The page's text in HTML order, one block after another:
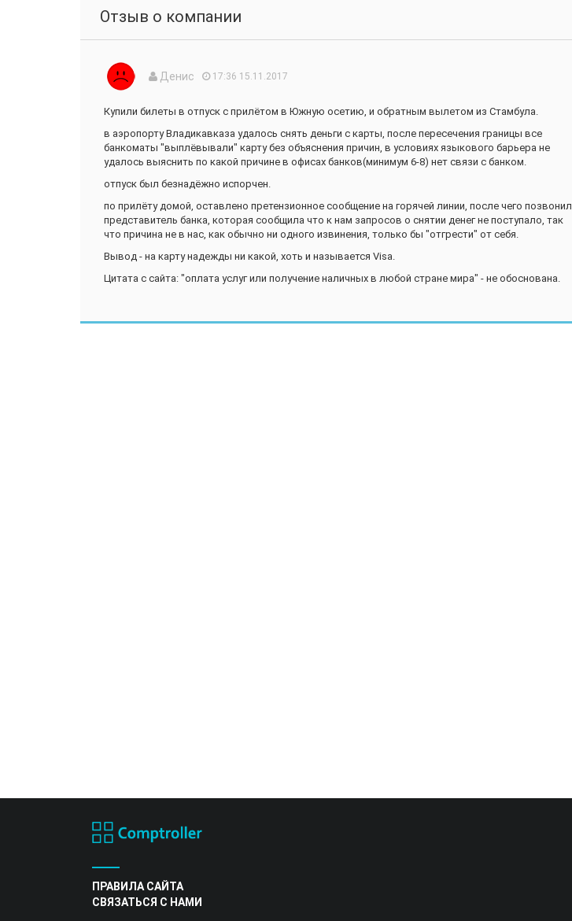
Отзыв о компании
Денис 17:36 15.11.2017
Купили билеты в отпуск с прилётом в Южную осетию, и обратным вылетом из Стамбула.
в аэропорту Владикавказа удалось снять деньги с карты, после пересечения границы все
банкоматы "выплёвывали" карту без объяснения причин, в условиях языкового барьера не
удалось выяснить по какой причине в офисах банков(минимум 6-8) нет связи с банком.
отпуск был безнадёжно испорчен.
по прилёту домой, оставлено претензионное сообщение на горячей линии, после чего позвонил
представитель банка, которая сообщила что к нам запросов о снятии денег не поступало, так
что причина не в нас, как обычно ни одного извинения, только бы "отгрести" от себя.
Вывод - на карту надежды ни какой, хоть и называется Visa.
Цитата с сайта: "оплата услуг или получение наличных в любой стране мира" - не обоснована.
ПРАВИЛА САЙТА
СВЯЗАТЬСЯ С НАМИ